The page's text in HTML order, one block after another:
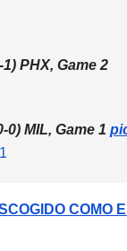
PHX, Game 2
0) MIL, Game 1
COMO